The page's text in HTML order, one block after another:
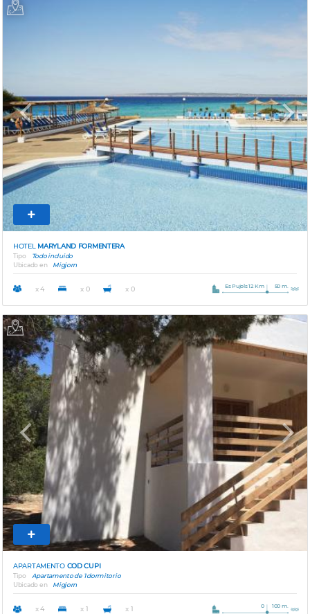
Previous Next
HOTEL MARYLAND FORMENTERA
Tipo
Todo incluido
Ubicado en
Migjorn
x 4 x 0 x 0 Es Pujols 12 Km 50 m.
Previous Next
APARTAMENTO COD CUPI
Tipo
Apartamento de 1 dormitorio
Ubicado en
Migjorn
x 4 x 1 x 1 0 100 m.